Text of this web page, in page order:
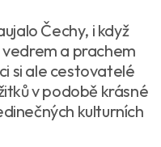
Čechy, i když
a prachem
si ale cestovatelé
v podobě krásné
kulturních